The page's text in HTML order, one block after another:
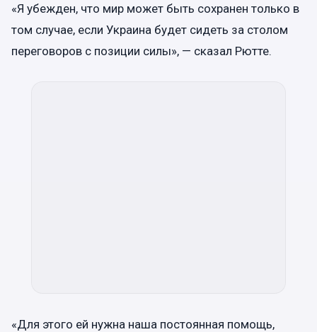
«Я убежден, что мир может быть сохранен только в
том случае, если Украина будет сидеть за столом
переговоров с позиции силы», — сказал Рютте.
«Для этого ей нужна наша постоянная помощь,